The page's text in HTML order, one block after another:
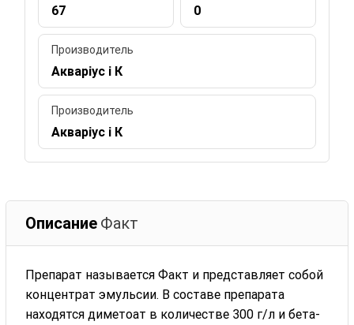
67 0
Производитель
Акваріус і К
Производитель
Акваріус і К
Описание Факт
Препарат называется Факт и представляет собой
концентрат эмульсии. В составе препарата
находятся диметоат в количестве 300 г/л и бета-